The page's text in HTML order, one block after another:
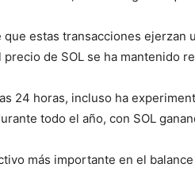
que estas transacciones
precio de SOL se ha mantenido
24 horas, incluso ha
todo el año, con SOL
más importante en el